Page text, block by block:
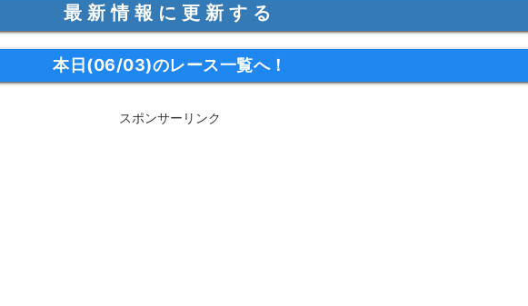
最新情報に更新する
本日(06/03)のレース一覧へ！
スポンサーリンク